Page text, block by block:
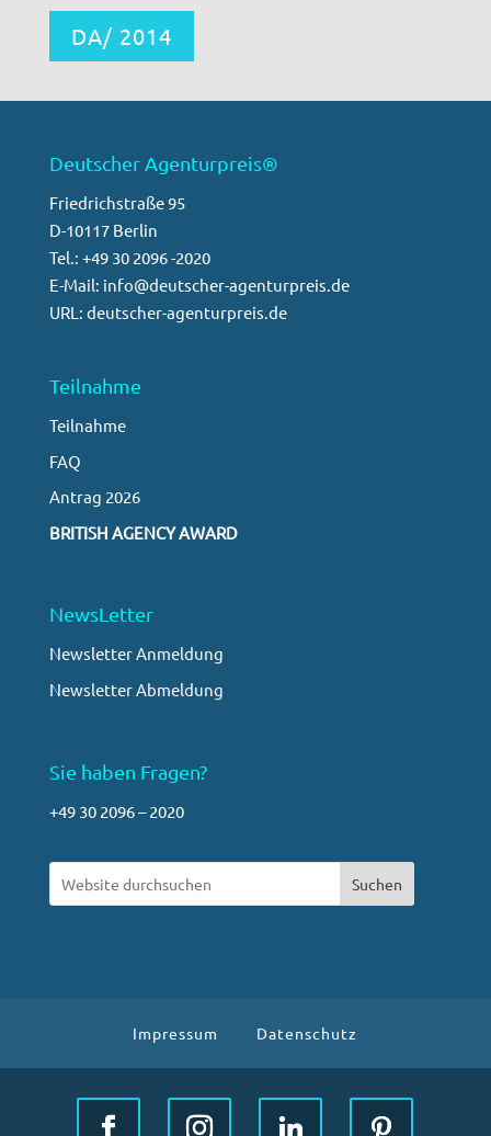
DA/ 2014
Deutscher Agenturpreis®
Friedrichstraße 95
D-10117 Berlin
Tel.: +49 30 2096 -2020
E-Mail: info@deutscher-agenturpreis.de
URL: deutscher-agenturpreis.de
Teilnahme
Teilnahme
FAQ
Antrag 2026
BRITISH AGENCY AWARD
NewsLetter
Newsletter Anmeldung
Newsletter Abmeldung
Sie haben Fragen?
+49 30 2096 – 2020
Suchen
Impressum Datenschutz